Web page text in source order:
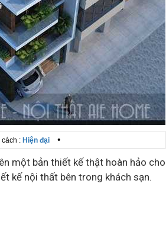
cách : Hiện đại •
một bản thiết kế thật hoàn hảo cho
kế nội thất bên trong khách sạn.